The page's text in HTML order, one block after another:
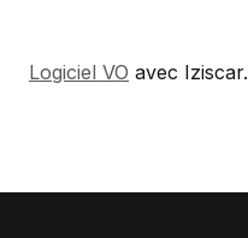
Logiciel VO avec Iziscar.